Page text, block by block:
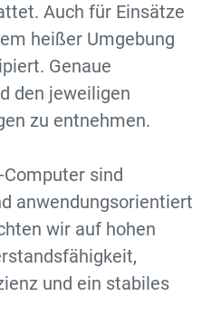
Auch für Einsätze
heißer Umgebung
Genaue
den jeweiligen
zu entnehmen.
sind
anwendungsorientiert
wir auf hohen
und ein stabiles